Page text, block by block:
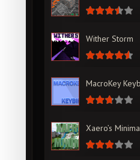
Wither Storm
MacroKey
Xaero’s